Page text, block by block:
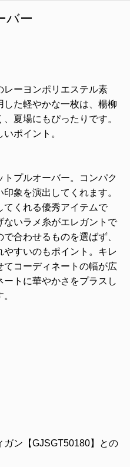
バー
レーヨンポリエステル素
た軽やかな一枚は、楊柳
夏場にもぴったりです。
ポイント。
プルオーバー。コンパク
象を演出してくれます。
てくれる優秀アイテムで
いラメ糸がエレガントで
合わせるものを選ばず、
やすいのもポイント。キレ
てコーディネートの幅が広
トに華やかさをプラスし
ガン【GJSGT50180】との